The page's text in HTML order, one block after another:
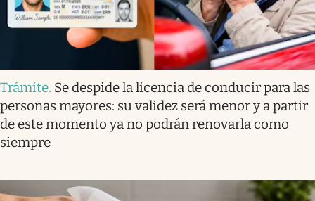
Trámite. Se despide la licencia de conducir para las
personas mayores: su validez será menor y a partir
de este momento ya no podrán renovarla como
siempre